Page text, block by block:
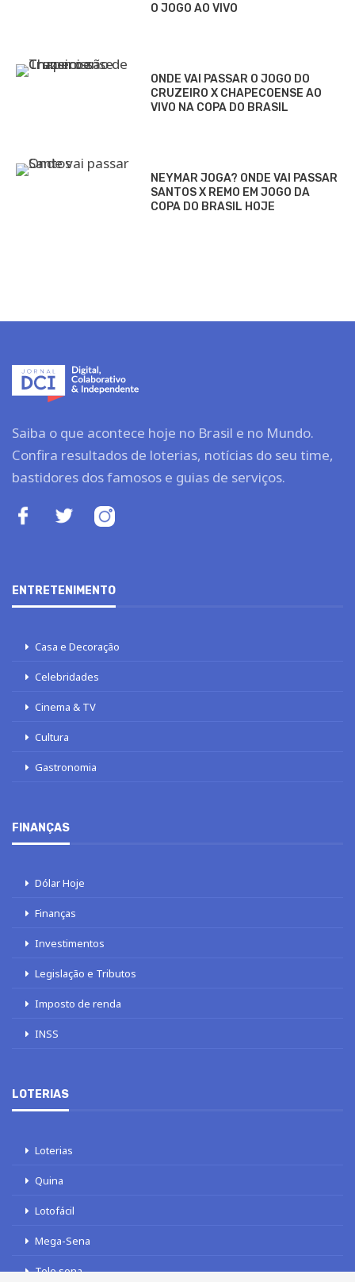
O JOGO AO VIVO
ONDE VAI PASSAR O JOGO DO
CRUZEIRO X CHAPECOENSE AO
VIVO NA COPA DO BRASIL
NEYMAR JOGA? ONDE VAI PASSAR
SANTOS X REMO EM JOGO DA
COPA DO BRASIL HOJE
Saiba o que acontece hoje no Brasil e no Mundo.
Confira resultados de loterias, notícias do seu time,
bastidores dos famosos e guias de serviços.
ENTRETENIMENTO
Casa e Decoração
Celebridades
Cinema & TV
Cultura
Gastronomia
FINANÇAS
Dólar Hoje
Finanças
Investimentos
Legislação e Tributos
Imposto de renda
INSS
LOTERIAS
Loterias
Quina
Lotofácil
Mega-Sena
Tele sena